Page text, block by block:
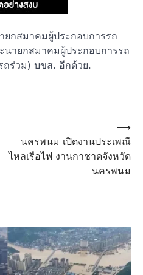
ยกสมาคมผู้ประกอบการรถ
นายกสมาคมผู้ประกอบการรถ
ถร่วม) บขส. อีกด้วย.
นครพนม เปิดงานประเพณี
ไหลเรือไฟ งานกาชาดจังหวัด
นครพนม
⟶